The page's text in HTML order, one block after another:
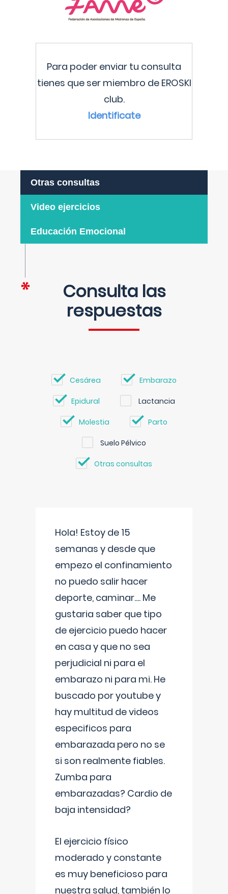
Para poder enviar tu consulta
tienes que ser miembro de EROSKI
club.
Identificate
Otras consultas
Video ejercicios
Educación Emocional
Consulta las
respuestas
Cesárea Embarazo
Epidural Lactancia
Molestia Parto
Suelo Pélvico
Otras consultas
Hola! Estoy de 15
semanas y desde que
empezo el confinamiento
no puedo salir hacer
deporte, caminar.... Me
gustaria saber que tipo
de ejercicio puedo hacer
en casa y que no sea
perjudicial ni para el
embarazo ni para mi. He
buscado por youtube y
hay multitud de videos
especificos para
embarazada pero no se
si son realmente fiables.
Zumba para
embarazadas? Cardio de
baja intensidad?
El ejercicio físico
moderado y constante
es muy beneficioso para
nuestra salud, también lo